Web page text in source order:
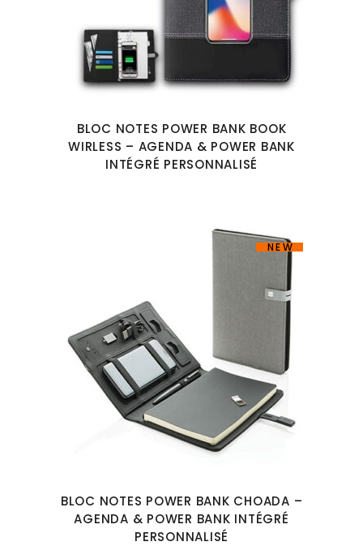
BLOC NOTES POWER BANK BOOK
WIRLESS – AGENDA & POWER BANK
INTÉGRÉ PERSONNALISÉ
NEW
BLOC NOTES POWER BANK CHOADA –
AGENDA & POWER BANK INTÉGRÉ
PERSONNALISÉ